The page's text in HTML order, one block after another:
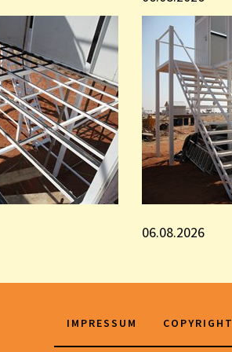
06.08.2026
IMPRESSUM COPYRIGHT